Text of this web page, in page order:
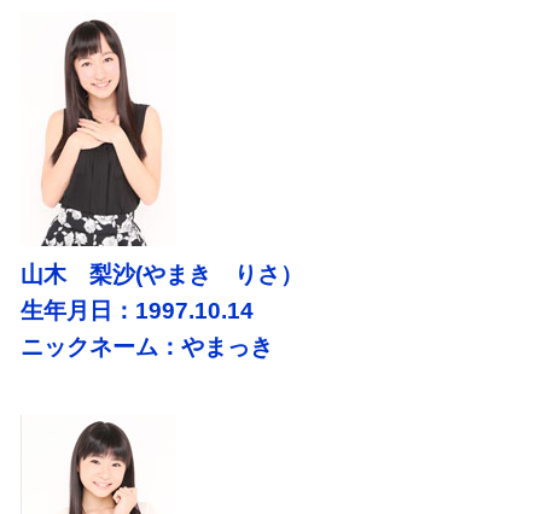
山木 梨沙(やまき りさ）
生年月日：1997.10.14
ニックネーム：やまっき